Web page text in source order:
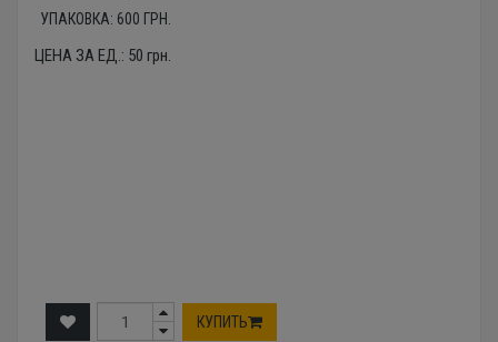
УПАКОВКА: 600 ГРН.
ЦЕНА ЗА ЕД.: 50 грн.
КУПИТЬ